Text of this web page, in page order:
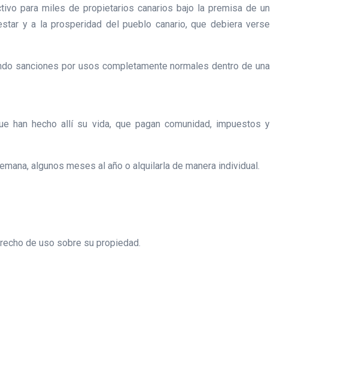
para miles de propietarios canarios bajo la premisa de un
y a la prosperidad del pueblo canario, que debiera verse
sanciones por usos completamente normales dentro de una
han hecho allí su vida, que pagan comunidad, impuestos y
algunos meses al año o alquilarla de manera individual.
de uso sobre su propiedad.